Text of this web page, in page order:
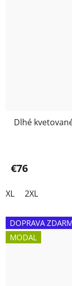
Dlhé
€76
XL 2XL
DOPRAVA
MODAL